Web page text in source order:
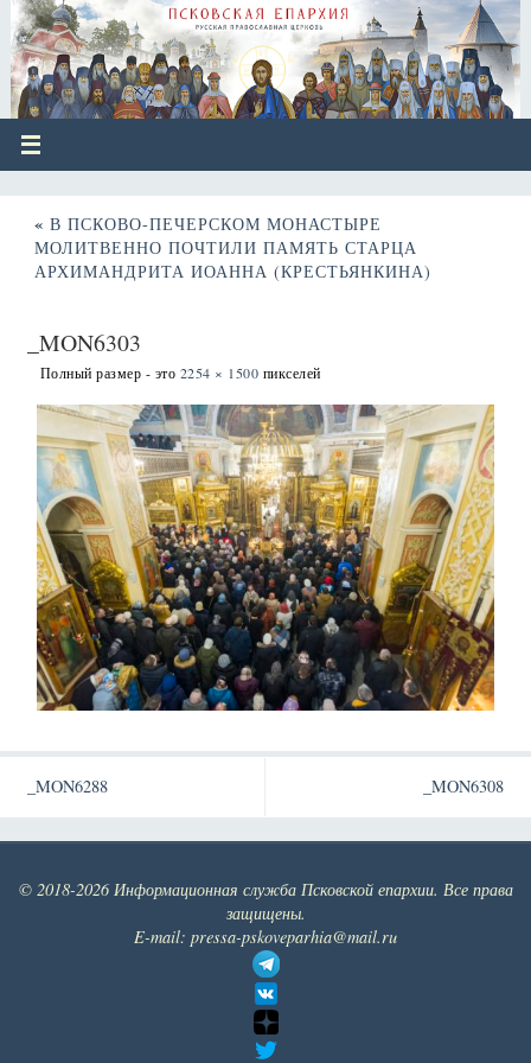
« В ПСКОВО-ПЕЧЕРСКОМ МОНАСТЫРЕ
МОЛИТВЕННО ПОЧТИЛИ ПАМЯТЬ СТАРЦА
АРХИМАНДРИТА ИОАННА (КРЕСТЬЯНКИНА)
_MON6303
Полный размер - это 2254 × 1500 пикселей
_MON6288 _MON6308
© 2018-2026 Информационная служба Псковской епархии. Все права
защищены.
E-mail: pressa-pskoveparhia@mail.ru